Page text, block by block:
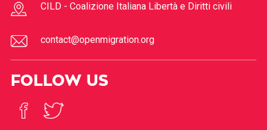
CILD - Coalizione Italiana Libertà e Diritti civili
contact@openmigration.org
FOLLOW US